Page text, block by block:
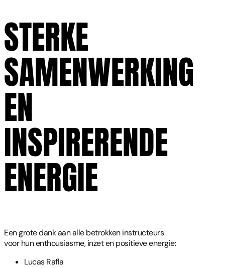
STERKE
SAMENWERKING
EN
INSPIRERENDE
ENERGIE
Een grote dank aan alle betrokken instructeurs
voor hun enthousiasme, inzet en positieve energie:
Lucas Rafla